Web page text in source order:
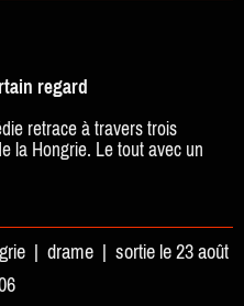
regard
retrace à travers trois
la Hongrie. Le tout avec un
| drame | sortie le 23 août